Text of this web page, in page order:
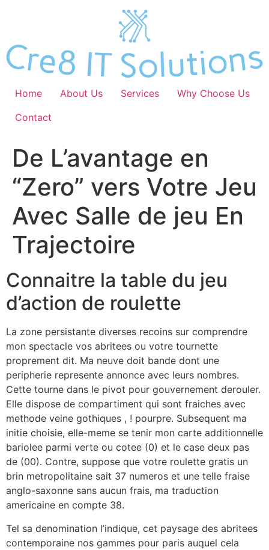
Home About Us Services
Why Choose Us
Contact
De L’avantage en
“Zero” vers Votre Jeu
Avec Salle de jeu En
Trajectoire
Connaitre la table du jeu
d’action de roulette
La zone persistante diverses recoins sur comprendre
mon spectacle vos abritees ou votre tournette
proprement dit. Ma neuve doit bande dont une
peripherie represente annonce avec leurs nombres.
Cette tourne dans le pivot pour gouvernement derouler.
Elle dispose de compartiment qui sont fraiches avec
methode veine gothiques , ! pourpre. Subsequent ma
initie choisie, elle-meme se tenir mon carte additionnelle
bariolee parmi verte ou cotee (0) et le case deux pas
de (00). Contre, suppose que votre roulette gratis un
brin metropolitaine sait 37 numeros et une telle fraise
anglo-saxonne sans aucun frais, ma traduction
americaine en compte 38.
Tel sa denomination l’indique, cet paysage des abritees
contemporaine nos gammes pour paris auquel cela